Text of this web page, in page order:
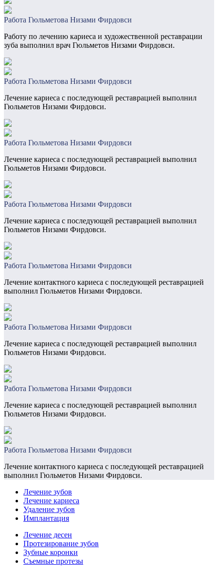
Работа Гюльметова Низами Фирдовси
Работу по лечению кариеса и художественной реставрации
зуба выполнил врач Гюльметов Низами Фирдовси.
Работа Гюльметова Низами Фирдовси
Лечение кариеса с последующей реставрацией выполнил
Гюльметов Низами Фирдовси.
Работа Гюльметова Низами Фирдовси
Лечение кариеса с последующей реставрацией выполнил
Гюльметов Низами Фирдовси.
Работа Гюльметова Низами Фирдовси
Лечение кариеса с последующей реставрацией выполнил
Гюльметов Низами Фирдовси.
Работа Гюльметова Низами Фирдовси
Лечение контактного кариеса с последующей реставрацией
выполнил Гюльметов Низами Фирдовси.
Работа Гюльметова Низами Фирдовси
Лечение кариеса с последующей реставрацией выполнил
Гюльметов Низами Фирдовси.
Работа Гюльметова Низами Фирдовси
Лечение кариеса с последующей реставрацией выполнил
Гюльметов Низами Фирдовси.
Работа Гюльметова Низами Фирдовси
Лечение контактного кариеса с последующей реставрацией
выполнил Гюльметов Низами Фирдовси.
Лечение зубов
Лечение кариеса
Удаление зубов
Имплантация
Лечение десен
Протезирование зубов
Зубные коронки
Съемные протезы